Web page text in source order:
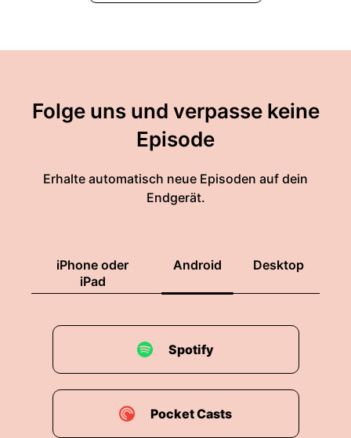
Folge uns und verpasse keine
Episode
Erhalte automatisch neue Episoden auf dein
Endgerät.
iPhone oder
iPad
Android Desktop
Spotify
Pocket Casts